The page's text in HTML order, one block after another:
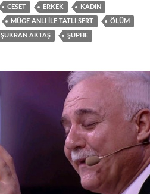
CESET ERKEK KADIN
MÜGE ANLI İLE TATLI SERT ÖLÜM
ŞÜKRAN AKTAŞ ŞÜPHE